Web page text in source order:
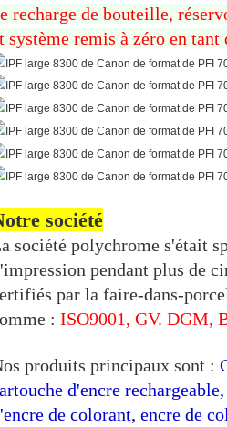
recharge de bouteille,
système remis à zéro en tant
société
société polychrome s'était
pendant plus de
par la faire-dans-
: ISO9001, GV. DGM,
produits principaux sont :
d'encre
de colorant, encre de